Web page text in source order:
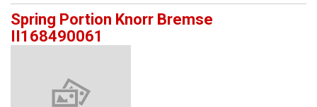
Spring Portion Knorr Bremse
II168490061